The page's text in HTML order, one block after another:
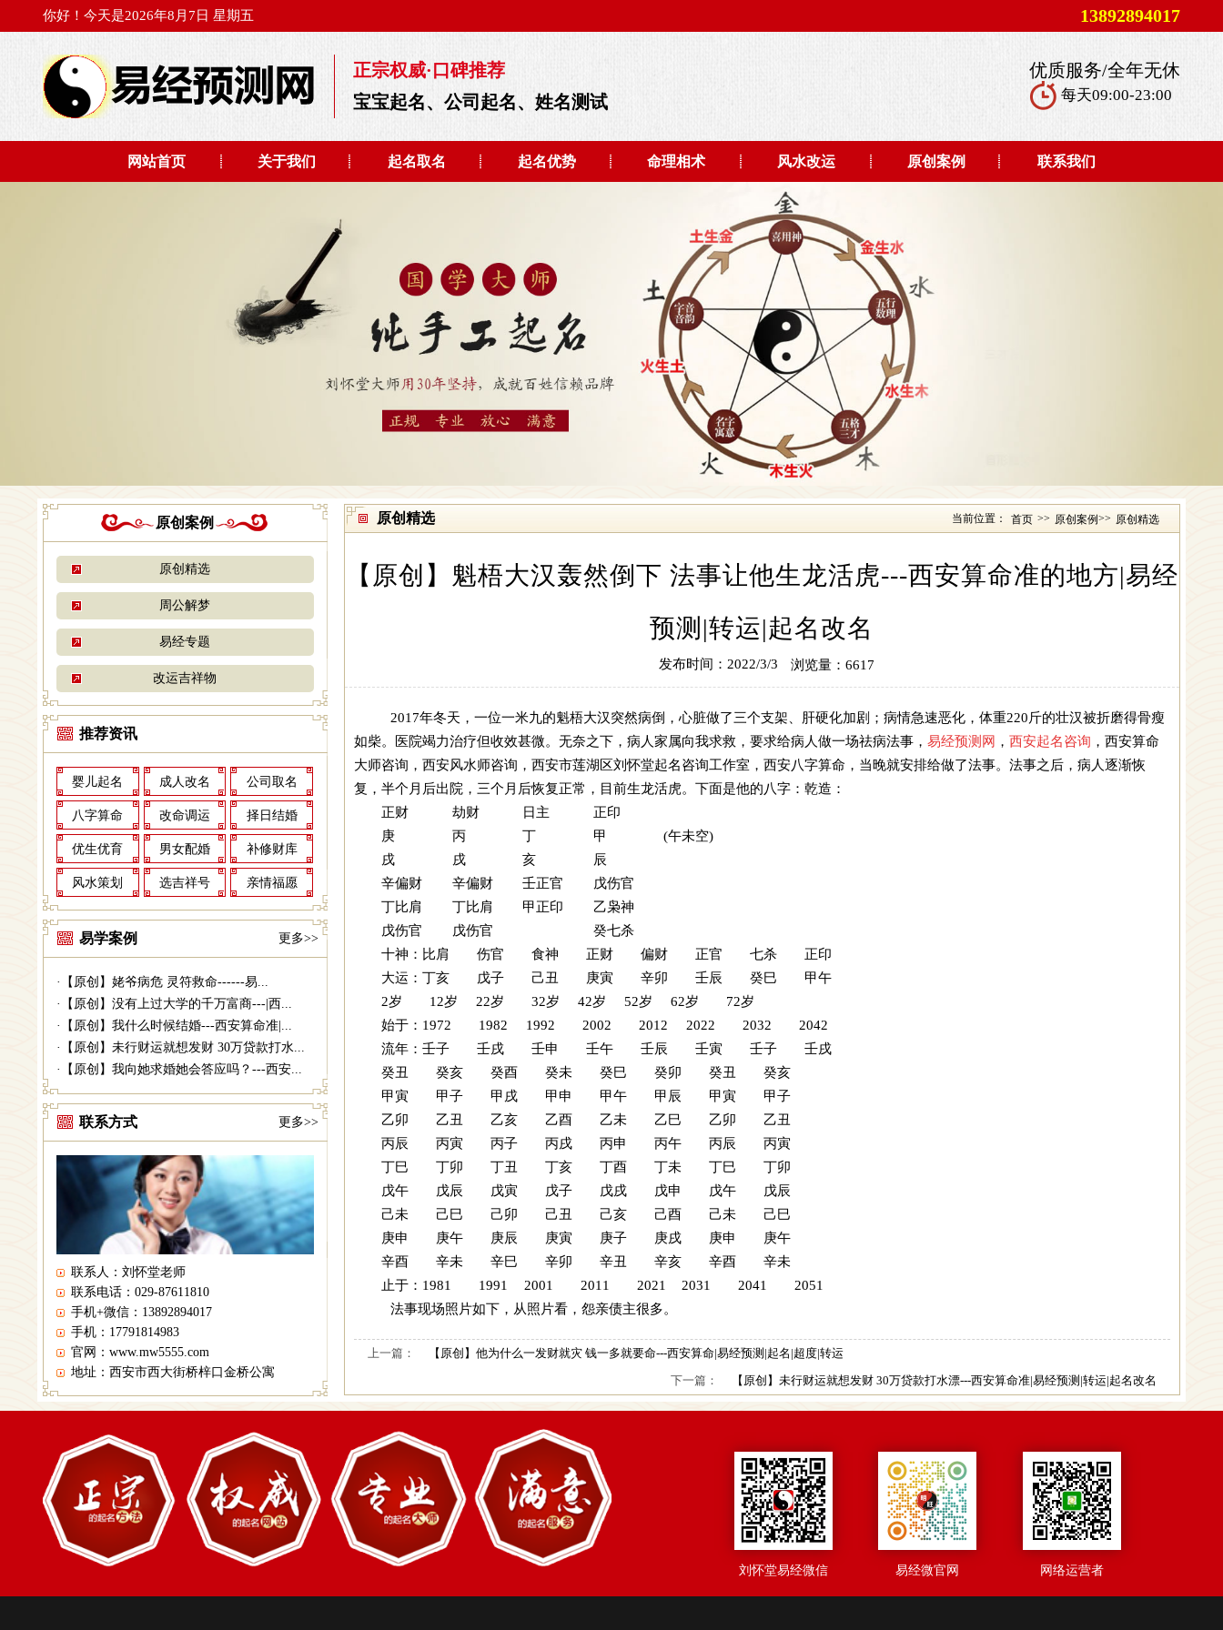
你好！今天是2026年8月7日 星期五 13892894017
正宗权威·口碑推荐
宝宝起名、公司起名、姓名测试
优质服务/全年无休
每天09:00-23:00
网站首页 关于我们 起名取名 起名优势 命理相术 风水改运 原创案例 联系我们
原创案例
原创精选
周公解梦
易经专题
改运吉祥物
推荐资讯
婴儿起名 成人改名 公司取名
八字算命 改命调运 择日结婚
优生优育 男女配婚 补修财库
风水策划 选吉祥号 亲情福愿
易学案例 更多>>
·
【原创】姥爷病危 灵符救命------易...
·
【原创】没有上过大学的千万富商---|西...
·
【原创】我什么时候结婚---西安算命准|...
·
【原创】未行财运就想发财 30万贷款打水...
·
【原创】我向她求婚她会答应吗？---西安...
联系方式 更多>>
联系人：刘怀堂老师
联系电话：029-87611810
手机+微信：13892894017
手机：17791814983
官网：www.mw5555.com
地址：西安市西大街桥梓口金桥公寓
原创精选 当前位置： 首页 >> 原创案例>> 原创精选
【原创】魁梧大汉轰然倒下 法事让他生龙活虎---西安算命准的地方|易经
预测|转运|起名改名
发布时间：2022/3/3 浏览量：6617
2017年冬天，一位一米九的魁梧大汉突然病倒，心脏做了三个支架、肝硬化加剧；病情急速恶化，体重220斤的壮汉被折磨得骨瘦
如柴。医院竭力治疗但收效甚微。无奈之下，病人家属向我求救，要求给病人做一场祛病法事， 易经预测网 ， 西安起名咨询 ， 西安算命
大师咨询 ， 西安风水师咨询 ， 西安市莲湖区刘怀堂起名咨询工作室 ， 西安八字算命 ，当晚就安排给做了法事。法事之后，病人逐渐恢
复，半个月后出院，三个月后恢复正常，目前生龙活虎。下面是他的八字：乾造：
正财 劫财 日主 正印
庚 丙 丁 甲 (午未空)
戌 戌 亥 辰
辛偏财 辛偏财 壬正官 戊伤官
丁比肩 丁比肩 甲正印 乙枭神
戊伤官 戊伤官 癸七杀
十神：比肩 伤官 食神 正财 偏财 正官 七杀 正印
大运：丁亥 戊子 己丑 庚寅 辛卯 壬辰 癸巳 甲午
2岁 12岁 22岁 32岁 42岁 52岁 62岁 72岁
始于：1972 1982 1992 2002 2012 2022 2032 2042
流年：壬子 壬戌 壬申 壬午 壬辰 壬寅 壬子 壬戌
癸丑 癸亥 癸酉 癸未 癸巳 癸卯 癸丑 癸亥
甲寅 甲子 甲戌 甲申 甲午 甲辰 甲寅 甲子
乙卯 乙丑 乙亥 乙酉 乙未 乙巳 乙卯 乙丑
丙辰 丙寅 丙子 丙戌 丙申 丙午 丙辰 丙寅
丁巳 丁卯 丁丑 丁亥 丁酉 丁未 丁巳 丁卯
戊午 戊辰 戊寅 戊子 戊戌 戊申 戊午 戊辰
己未 己巳 己卯 己丑 己亥 己酉 己未 己巳
庚申 庚午 庚辰 庚寅 庚子 庚戌 庚申 庚午
辛酉 辛未 辛巳 辛卯 辛丑 辛亥 辛酉 辛未
止于：1981 1991 2001 2011 2021 2031 2041 2051
法事现场照片如下，从照片看，怨亲债主很多。
上一篇：
【原创】他为什么一发财就灾 钱一多就要命---西安算命|易经预测|起名|超度|转运
下一篇：
【原创】未行财运就想发财 30万贷款打水漂---西安算命准|易经预测|转运|起名改名
刘怀堂易经微信 易经微官网 网络运营者